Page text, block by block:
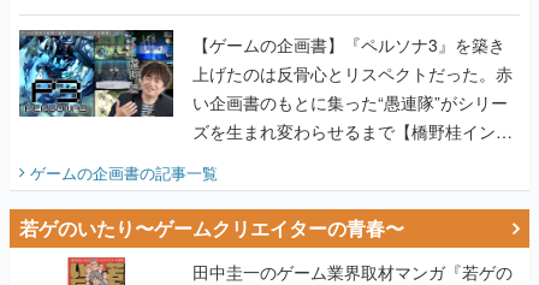
画書】
【ゲームの企画書】『ペルソナ3』を築き
上げたのは反骨心とリスペクトだった。赤
い企画書のもとに集った“愚連隊”がシリー
ズを生まれ変わらせるまで【橋野桂インタ
ゲームの企画書の記事一覧
若ゲのいたり〜ゲームクリエイターの青春〜
田中圭一のゲーム業界取材マンガ『若ゲの